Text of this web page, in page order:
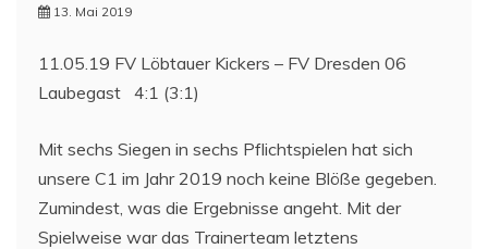
13. Mai 2019
11.05.19 FV Löbtauer Kickers – FV Dresden 06
Laubegast 4:1 (3:1)
Mit sechs Siegen in sechs Pflichtspielen hat sich
unsere C1 im Jahr 2019 noch keine Blöße gegeben.
Zumindest, was die Ergebnisse angeht. Mit der
Spielweise war das Trainerteam letztens